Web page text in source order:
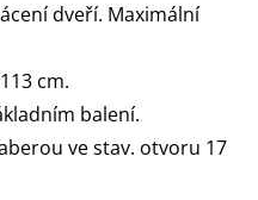
dveří. Maximální
cm.
balení.
ve stav. otvoru 17